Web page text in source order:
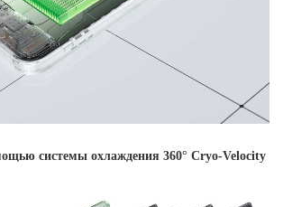
системы охлаждения 360° Cryo-Velocity